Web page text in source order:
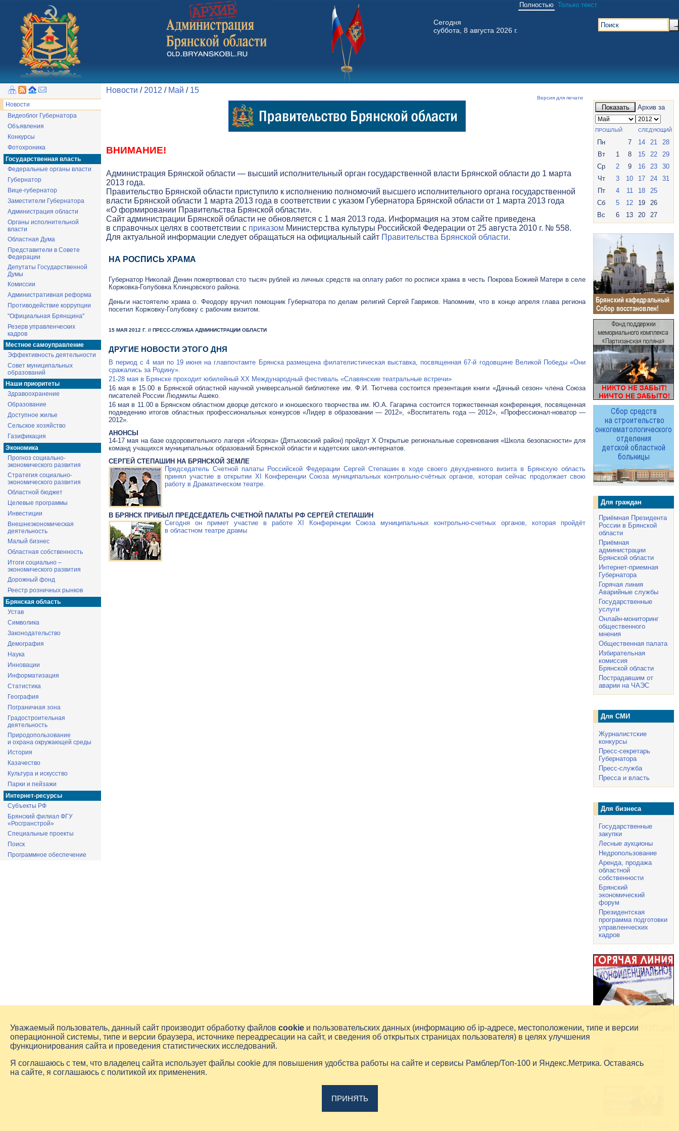
Полностью Только текст
Сегодня
суббота, 8 августа 2026 г.
→
Новости
Видеоблог Губернатора
Объявления
Конкурсы
Фотохроника
Государственная власть
Федеральные органы власти
Губернатор
Вице-губернатор
Заместители Губернатора
Администрация области
Органы исполнительной
власти
Областная Дума
Представители в Совете
Федерации
Депутаты Государственной
Думы
Комиссии
Административная реформа
Противодействие коррупции
"Официальная Брянщина"
Резерв управленческих
кадров
Местное самоуправление
Эффективность деятельности
Совет муниципальных
образований
Наши приоритеты
Здравоохранение
Образование
Доступное жилье
Сельское хозяйство
Газификация
Экономика
Прогноз социально-
экономического развития
Стратегия социально-
экономического развития
Областной бюджет
Целевые программы
Инвестиции
Внешнеэкономическая
деятельность
Малый бизнес
Областная собственность
Итоги социально –
экономического развития
Дорожный фонд
Реестр розничных рынков
Брянская область
Устав
Символика
Законодательство
Демография
Наука
Инновации
Информатизация
Статистика
География
Пограничная зона
Градостроительная
деятельность
Природопользование
и охрана окружающей среды
История
Казачество
Культура и искусство
Парки и пейзажи
Интернет-ресурсы
Субъекты РФ
Брянский филиал ФГУ
«Росгранстрой»
Специальные проекты
Поиск
Программное обеспечение
Новости / 2012 / Май / 15
Версия для печати
ВНИМАНИЕ!
Администрация Брянской области — высший исполнительный орган государственной власти Брянской области до 1 марта
2013 года.
Правительство Брянской области приступило к исполнению полномочий высшего исполнительного органа государственной
власти Брянской области 1 марта 2013 года в соответствии с указом Губернатора Брянской области от 1 марта 2013 года
«О формировании Правительства Брянской области».
Cайт администрации Брянской области не обновляется с 1 мая 2013 года. Информация на этом сайте приведена
в справочных целях в соответствии с приказом Министерства культуры Российской Федерации от 25 августа 2010 г. № 558.
Для актуальной информации следует обращаться на официальный сайт Правительства Брянской области.
НА РОСПИСЬ ХРАМА
Губернатор Николай Денин пожертвовал сто тысяч рублей из личных средств на оплату работ по росписи храма в честь Покрова Божией Матери в селе
Коржовка-Голубовка Клинцовского района.
Деньги настоятелю храма о. Феодору вручил помощник Губернатора по делам религий Сергей Гавриков. Напомним, что в конце апреля глава региона
посетил Коржовку-Голубовку с рабочим визитом.
15 МАЯ 2012 Г. // ПРЕСС-СЛУЖБА АДМИНИСТРАЦИИ ОБЛАСТИ
ДРУГИЕ НОВОСТИ ЭТОГО ДНЯ
В период с 4 мая по 19 июня на главпочтамте Брянска размещена филателистическая выставка, посвященная67-й годовщине Великой Победы «Они
сражались за Родину».
21-28 мая в Брянске проходит юбилейный XX Международный фестиваль «Славянские театральные встречи»
16 мая в 15.00 в Брянской областной научной универсальной библиотеке им. Ф.И. Тютчева состоится презентация книги «Дачный сезон» члена Союза
писателей России Людмилы Ашеко.
16 мая в 11.00 в Брянском областном дворце детского и юношеского творчества им. Ю.А. Гагарина состоится торжественная конференция, посвященная
подведению итогов областных профессиональных конкурсов «Лидер в образовании — 2012», «Воспитатель года — 2012», «Профессионал-новатор —
2012».
АНОНСЫ
14-17 мая на базе оздоровительного лагеря «Искорка» (Дятьковский район) пройдут X Открытые региональные соревнования «Школа безопасности» для
команд учащихся муниципальных образований Брянской области и кадетских школ-интернатов.
СЕРГЕЙ СТЕПАШИН НА БРЯНСКОЙ ЗЕМЛЕ
Председатель Счетной палаты Российской Федерации Сергей Степашин в ходе своего двухдневного визита в Брянскую область
принял участие в открытии XI Конференции Союза муниципальных контрольно-счётных органов, которая сейчас продолжает свою
работу в Драматическом театре.
В БРЯНСК ПРИБЫЛ ПРЕДСЕДАТЕЛЬ СЧЕТНОЙ ПАЛАТЫ РФ СЕРГЕЙ СТЕПАШИН
Сегодня он примет участие в работе XI Конференции Союза муниципальных контрольно-счетных органов, которая пройдёт
в областном театре драмы
Показать Архив за
ПРОШЛЫЙ СЛЕДУЮЩИЙ
Пн 7 14 21
28
Вт
1 8 15 22
29
Ср
2 9 16 23
30
Чт
3 10 17 24
31
Пт
4 11 18
25
Сб
5 12 19
26
Вс
6 13 20 27
Для граждан
Приёмная Президента
России в Брянской
области
Приёмная
администрации
Брянской области
Интернет-приемная
Губернатора
Горячая линия
Аварийные службы
Государственные
услуги
Онлайн-мониторинг
общественного
мнения
Общественная палата
Избирательная
комиссия
Брянской области
Пострадавшим от
аварии на ЧАЭС
Для СМИ
Журналистские
конкурсы
Пресс-секретарь
Губернатора
Пресс-служба
Пресса и власть
Для бизнеса
Государственные
закупки
Лесные аукционы
Недропользование
Аренда, продажа
областной
собственности
Брянский
экономический
форум
Президентская
программа подготовки
управленческих
кадров
Уважаемый пользователь, данный сайт производит обработку файлов cookie и пользовательских данных (информацию об ip-адресе, местоположении, типе и версии
операционной системы, типе и версии браузера, источнике переадресации на сайт, и сведения об открытых страницах пользователя) в целях улучшения
функционирования сайта и проведения статистических исследований.
Я соглашаюсь с тем, что владелец сайта использует файлы cookie для повышения удобства работы на сайте и сервисы Рамблер/Топ-100 и Яндекс.Метрика. Оставаясь
на сайте, я соглашаюсь с политикой их применения.
ПРИНЯТЬ